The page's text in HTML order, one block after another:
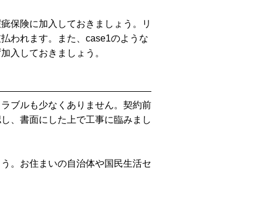
保険に加入しておきましょう。リ
われます。また、case1のような
入しておきましょう。
ブルも少なくありません。契約前
、書面にした上で工事に臨みまし
。お住まいの自治体や国民生活セ